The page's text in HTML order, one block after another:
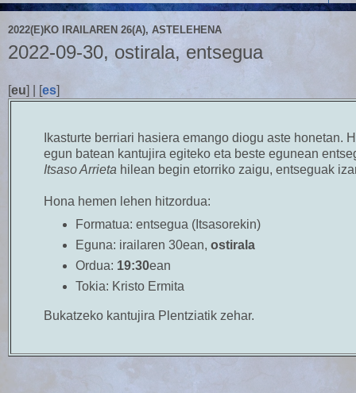
2022(E)KO IRAILAREN 26(A), ASTELEHENA
2022-09-30, ostirala, entsegua
[eu] | [es]
Ikasturte berriari hasiera emango diogu aste honetan.
egun batean kantujira egiteko eta beste egunean
Itsaso Arrieta hilean begin etorriko zaigu, entseguak
Hona hemen lehen hitzordua:
Formatua: entsegua (Itsasorekin)
Eguna: irailaren 30ean, ostirala
Ordua: 19:30ean
Tokia: Kristo Ermita
Bukatzeko kantujira Plentziatik zehar.